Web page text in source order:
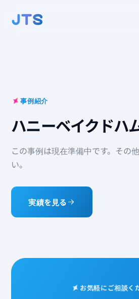
事例紹介
ハニーベイクドハ
この事例は現在準備中です。その
い。
実績を見る
お気軽にご相談く